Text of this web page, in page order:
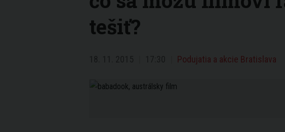
tešiť?
Podujatia a akcie Bratislava